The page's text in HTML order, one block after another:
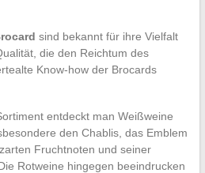
sind bekannt für ihre Vielfalt
die den Reichtum des
Know-how der Brocards
entdeckt man Weißweine
den Chablis, das Emblem
Fruchtnoten und seiner
Rotweine hingegen beeindrucken